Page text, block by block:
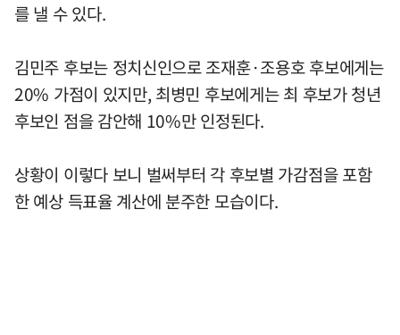
를 낼 수 있다.
김민주 후보는 정치신인으로 조재훈·조용호 후보에게는
20% 가점이 있지만, 최병민 후보에게는 최 후보가 청년
후보인 점을 감안해 10%만 인정된다.
상황이 이렇다 보니 벌써부터 각 후보별 가감점을 포함
한 예상 득표율 계산에 분주한 모습이다.